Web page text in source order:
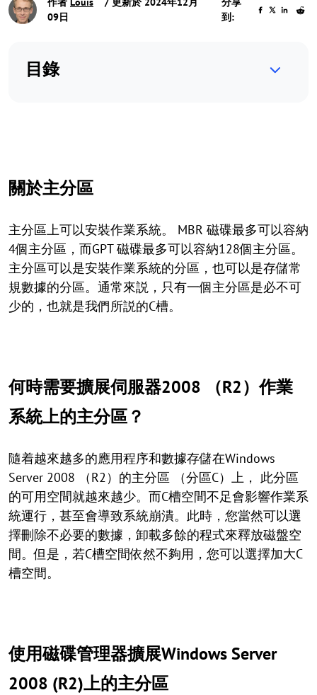
09日
到:
目錄
關於主分區
主分區上可以安裝作業系統。 MBR 磁碟最多可以容納
4個主分區，而GPT 磁碟最多可以容納128個主分區。
主分區可以是安裝作業系統的分區，也可以是存儲常
規數據的分區。通常來説，只有一個主分區是必不可
少的，也就是我們所説的C槽。
何時需要擴展伺服器2008 （R2）作業
系統上的主分區？
隨着越來越多的應用程序和數據存儲在Windows
Server 2008 （R2）的主分區 （分區C）上， 此分區
的可用空間就越來越少。而C槽空間不足會影響作業系
統運行，甚至會導致系統崩潰。此時，您當然可以選
擇刪除不必要的數據，卸載多餘的程式來釋放磁盤空
間。但是，若C槽空間依然不夠用，您可以選擇加大C
槽空間。
使用磁碟管理器擴展Windows Server
2008 (R2)上的主分區